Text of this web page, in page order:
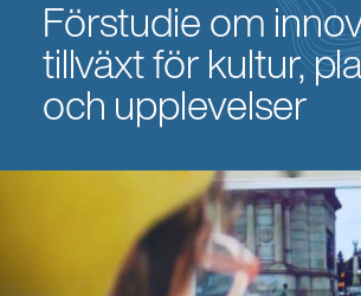
Förstudie om
tillväxt för kultur,
och upplevelser